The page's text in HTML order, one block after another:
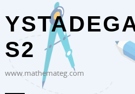
S2
www.mathemateg.com